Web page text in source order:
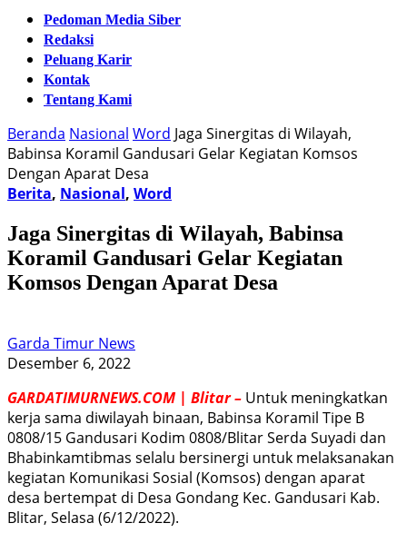
Pedoman Media Siber
Redaksi
Peluang Karir
Kontak
Tentang Kami
Beranda Nasional Word Jaga Sinergitas di Wilayah,
Babinsa Koramil Gandusari Gelar Kegiatan Komsos
Dengan Aparat Desa
Berita, Nasional, Word
Jaga Sinergitas di Wilayah, Babinsa
Koramil Gandusari Gelar Kegiatan
Komsos Dengan Aparat Desa
Garda Timur News
Desember 6, 2022
GARDATIMURNEWS.COM | Blitar – Untuk meningkatkan
kerja sama diwilayah binaan, Babinsa Koramil Tipe B
0808/15 Gandusari Kodim 0808/Blitar Serda Suyadi dan
Bhabinkamtibmas selalu bersinergi untuk melaksanakan
kegiatan Komunikasi Sosial (Komsos) dengan aparat
desa bertempat di Desa Gondang Kec. Gandusari Kab.
Blitar, Selasa (6/12/2022).